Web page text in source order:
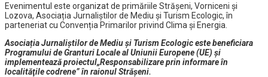
Evenimentul este organizat de primăriile Strășeni, Vorniceni și
Lozova, Asociația Jurnaliștilor de Mediu și Turism Ecologic, în
parteneriat cu Convenția Primarilor privind Clima și Energia.
Asociația Jurnaliștilor de Mediu și Turism Ecologic este beneficiara
Programului de Granturi Locale al Uniunii Europene (UE) și
implementează proiectul„Responsabilizare prin informare în
localităţile codrene”în raionul Strășeni.